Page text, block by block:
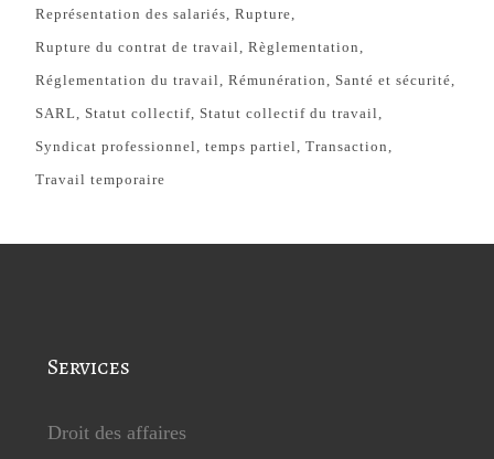
Représentation des salariés
Rupture
Rupture du contrat de travail
Règlementation
Réglementation du travail
Rémunération
Santé et sécurité
SARL
Statut collectif Statut collectif du travail
Syndicat professionnel
temps partiel
Transaction
Travail temporaire
Services
Droit des affaires